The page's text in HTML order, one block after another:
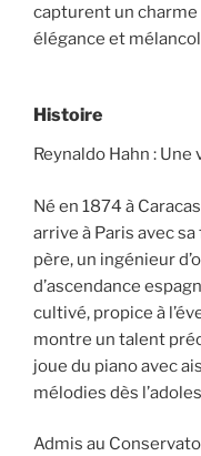
capturent un
élégance et
Histoire
Reynaldo Hahn :
Né en 1874 à
arrive à Paris avec sa
père, un ingénieur
d’ascendance
cultivé, propice à
montre un talent
joue du piano avec
mélodies dès
Admis au